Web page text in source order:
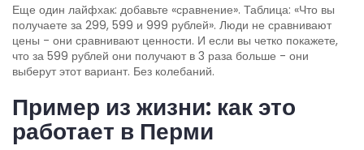
Еще один лайфхак: добавьте «сравнение». Таблица: «Что вы
получаете за 299, 599 и 999 рублей». Люди не сравнивают
цены - они сравнивают ценности. И если вы четко покажете,
что за 599 рублей они получают в 3 раза больше - они
выберут этот вариант. Без колебаний.
Пример из жизни: как это
работает в Перми